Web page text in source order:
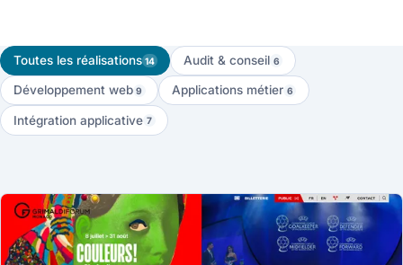
Toutes les réalisations 14 Audit & conseil 6
Développement web 9 Applications métier 6
Intégration applicative 7